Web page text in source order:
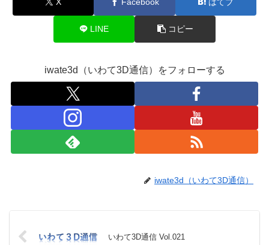
LINE コピー
iwate3d（いわて3D通信）をフォローする
iwate3d（いわて3D通信）
いわて3D通信 Vol.021